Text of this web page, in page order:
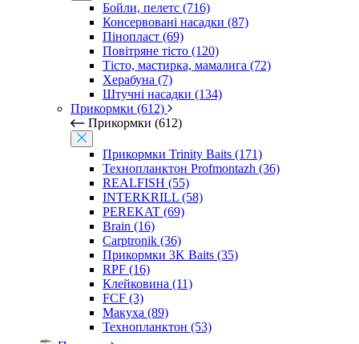
Бойли, пелетс (716)
Консервовані насадки (87)
Пінопласт (69)
Повітряне тісто (120)
Тісто, мастирка, мамалига (72)
Херабуна (7)
Штучні насадки (134)
Прикормки (612)
Прикормки (612)
Прикормки Trinity Baits (171)
Технопланктон Profmontazh (36)
REALFISH (55)
INTERKRILL (58)
PEREKAT (69)
Brain (16)
Carptronik (36)
Прикормки 3K Baits (35)
RPF (16)
Клейковина (11)
FCF (3)
Макуха (89)
Технопланктон (53)